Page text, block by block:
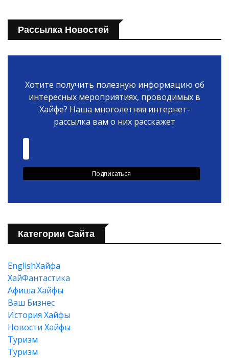
Рассылка Новостей
Хотите получить полезную информацию об
интересных мероприятиях, проводимых в
Хайфе? Наша многолетняя интернет-
рассылка вам о них расскажет
Категории Сайта
EnglishХайфа
XайФантастика
Афиша Хайфы
Ваш Бизнес
История Хайфы
Новости Хайфы
Туризм
Туризм